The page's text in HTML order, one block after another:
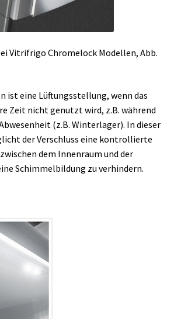
Vitrifrigo Chromelock Modellen, Abb.
ist eine Lüftungsstellung, wenn das
Zeit nicht genutzt wird, z.B. während
(z.B. Winterlager). In dieser
der Verschluss eine kontrollierte
dem Innenraum und der
Schimmelbildung zu verhindern.